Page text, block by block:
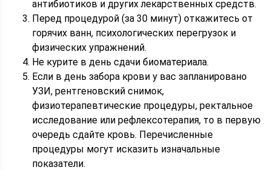
антибиотиков и других лекарственных средств.
Перед процедурой (за 30 минут) откажитесь от
горячих ванн, психологических перегрузок и
физических упражнений.
Не курите в день сдачи биоматериала.
Если в день забора крови у вас запланировано
УЗИ, рентгеновский снимок,
физиотерапевтические процедуры, ректальное
исследование или рефлексотерапия, то в первую
очередь сдайте кровь. Перечисленные
процедуры могут исказить изначальные
показатели.